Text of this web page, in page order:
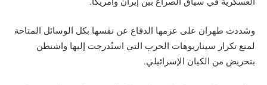
وشددت طهران على عزمها الدفاع عن نفسها بكل الوسائل المتاحة
لمنع تكرار سيناريوهات الحرب التي استُدرجت إليها واشنطن
بتحريض من الكيان الإسرائيلي.